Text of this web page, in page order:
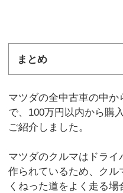
まとめ
マツダの全中古車の中
で、100万円以内から購
ご紹介しました。
マツダのクルマはドラ
作られているため、クル
くねった道をよく走る場